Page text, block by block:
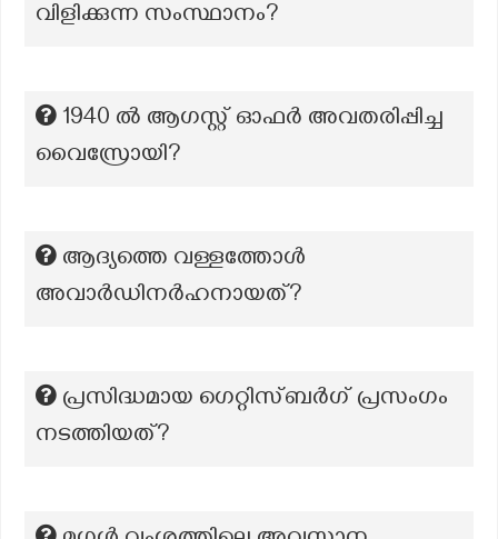
വിളിക്കുന്ന സംസ്ഥാനം?
1940 ൽ ആഗസ്റ്റ് ഓഫർ അവതരിപ്പിച്ച
വൈസ്രോയി?
ആദ്യത്തെ വള്ളത്തോൾ
അവാർഡിനർഹനായത്?
പ്രസിദ്ധമായ ഗെറ്റിസ്ബർഗ് പ്രസംഗം
നടത്തിയത്?